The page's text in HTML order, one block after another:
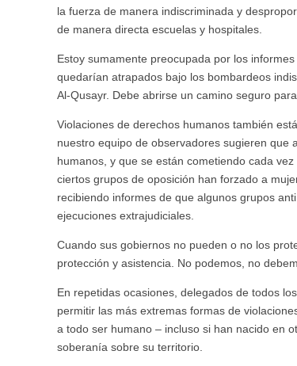
la fuerza de manera indiscriminada y
de manera directa escuelas y hospitales.
Estoy sumamente preocupada por los
quedarían atrapados bajo los bombardeos
Al-Qusayr. Debe abrirse un camino seguro
Violaciones de derechos humanos también
nuestro equipo de observadores sugieren que
humanos, y que se están cometiendo cada
ciertos grupos de oposición han forzado a
recibiendo informes de que algunos grupos
ejecuciones extrajudiciales.
Cuando sus gobiernos no pueden o no los
protección y asistencia. No podemos, no
En repetidas ocasiones, delegados de todos
permitir las más extremas formas de
a todo ser humano – incluso si han nacido en
soberanía sobre su territorio.